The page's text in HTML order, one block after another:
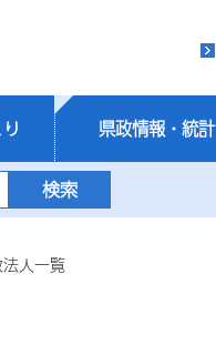
県政情報・統計
人一覧